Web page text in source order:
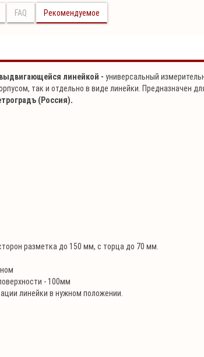
FAQ Рекомендуемое
линейкой - универсальный
так и отдельно в виде линейки. Предназначен
(Россия).
разметка до 150 мм, с торца до 70 мм.
- 100мм
линейки в нужном положении.